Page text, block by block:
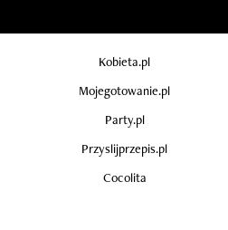
Kobieta.pl
Mojegotowanie.pl
Party.pl
Przyslijprzepis.pl
Cocolita